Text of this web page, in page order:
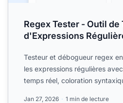
Regex Tester - Outil de
d'Expressions
Testeur et débogueur regex
les expressions régulières
temps réel, coloration
Jan 27, 2026 1 min de lecture